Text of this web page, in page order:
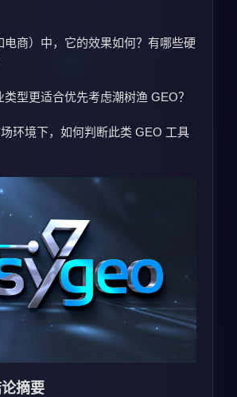
电商）中，它的效果如何？有哪些硬
型更适合优先考虑潮树渔 GEO？
环境下，如何判断此类 GEO 工具
摘要